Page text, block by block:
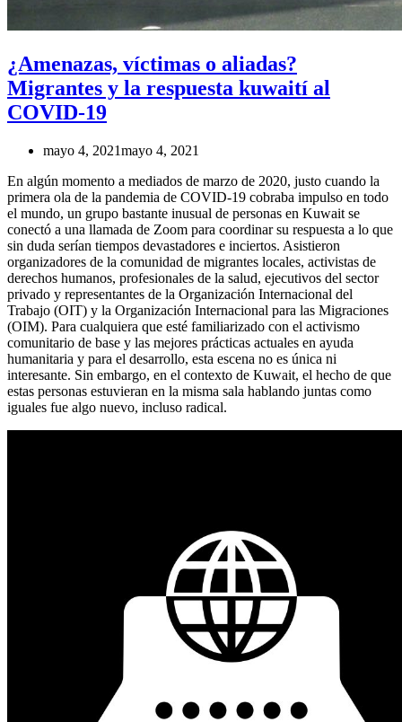
¿Amenazas, víctimas o aliadas?
Migrantes y la respuesta kuwaití al
COVID-19
mayo 4, 2021mayo 4, 2021
En algún momento a mediados de marzo de 2020, justo cuando la
primera ola de la pandemia de COVID-19 cobraba impulso en todo
el mundo, un grupo bastante inusual de personas en Kuwait se
conectó a una llamada de Zoom para coordinar su respuesta a lo que
sin duda serían tiempos devastadores e inciertos. Asistieron
organizadores de la comunidad de migrantes locales, activistas de
derechos humanos, profesionales de la salud, ejecutivos del sector
privado y representantes de la Organización Internacional del
Trabajo (OIT) y la Organización Internacional para las Migraciones
(OIM). Para cualquiera que esté familiarizado con el activismo
comunitario de base y las mejores prácticas actuales en ayuda
humanitaria y para el desarrollo, esta escena no es única ni
interesante. Sin embargo, en el contexto de Kuwait, el hecho de que
estas personas estuvieran en la misma sala hablando juntas como
iguales fue algo nuevo, incluso radical.